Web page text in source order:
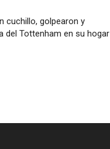
cuchillo, golpearon y
del Tottenham en su hogar